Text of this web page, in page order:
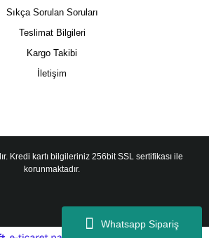
Whatsapp Sipariş
Sıkça Sorulan Soruları
Teslimat Bilgileri
Kargo Takibi
İletişim
Kredi kartı bilgileriniz 256bit SSL sertifikası ile
korunmaktadır.